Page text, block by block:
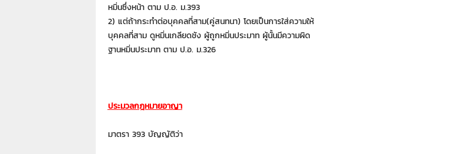
หมิ่นซึ่งหน้า ตาม ป.อ. ม.393
2) แต่ถ้ากระทำต่อบุคคลที่สาม(คู่สนทนา) โดยเป็นการใส่ความให้
บุคคลที่สาม ดูหมิ่นเกลียดชัง ผู้ถูกหมิ่นประมาท ผู้นั้นมีความผิด
ฐานหมิ่นประมาท ตาม ป.อ. ม.326
ประมวลกฎหมายอาญา
มาตรา 393 บัญญัติว่า